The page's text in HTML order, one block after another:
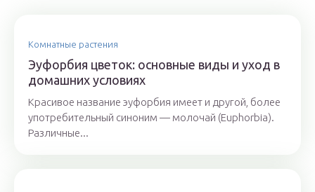
Комнатные растения
Эуфорбия цветок: основные виды и уход в
домашних условиях
Красивое название эуфорбия имеет и другой, более
употребительный синоним — молочай (Euphorbia).
Различные...